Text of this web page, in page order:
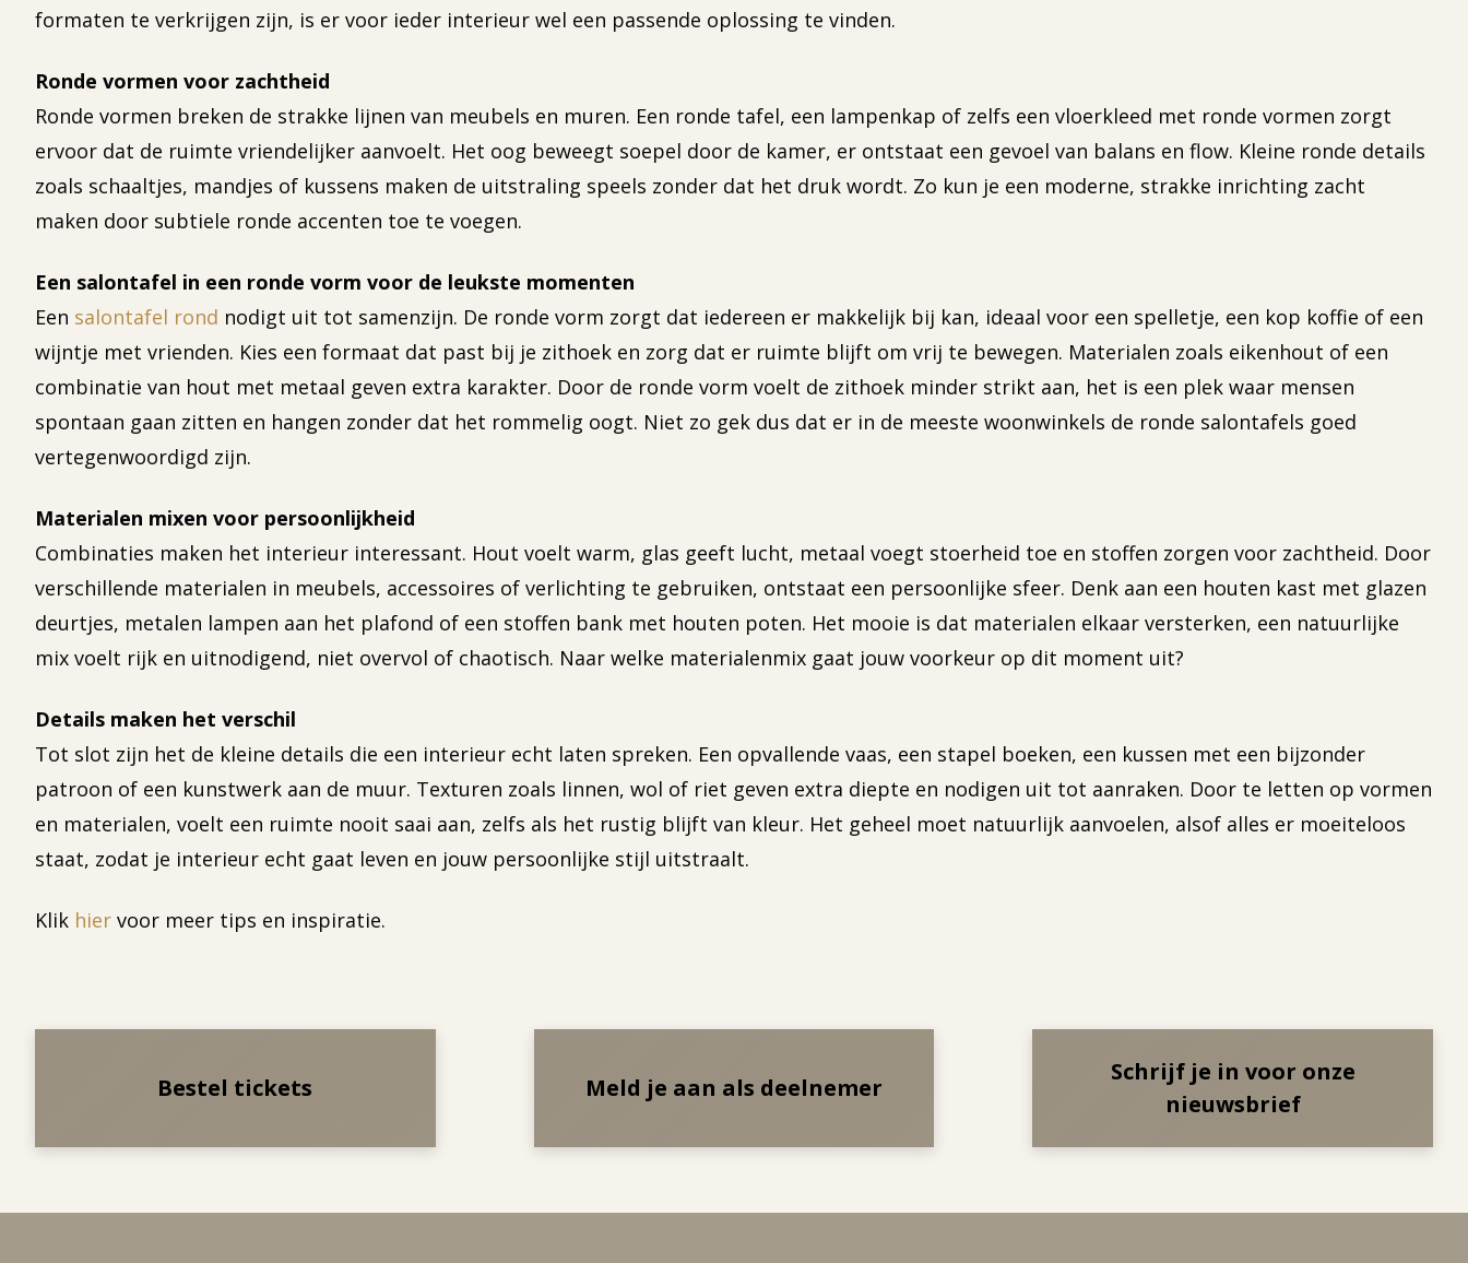
formaten te verkrijgen zijn, is er voor ieder interieur wel een passende oplossing te vinden.
Ronde vormen voor zachtheid
Ronde vormen breken de strakke lijnen van meubels en muren. Een ronde tafel, een lampenkap of zelfs een vloerkleed met ronde vormen zorgt
ervoor dat de ruimte vriendelijker aanvoelt. Het oog beweegt soepel door de kamer, er ontstaat een gevoel van balans en flow. Kleine ronde details
zoals schaaltjes, mandjes of kussens maken de uitstraling speels zonder dat het druk wordt. Zo kun je een moderne, strakke inrichting zacht
maken door subtiele ronde accenten toe te voegen.
Een salontafel in een ronde vorm voor de leukste momenten
Een salontafel rond nodigt uit tot samenzijn. De ronde vorm zorgt dat iedereen er makkelijk bij kan, ideaal voor een spelletje, een kop koffie of een
wijntje met vrienden. Kies een formaat dat past bij je zithoek en zorg dat er ruimte blijft om vrij te bewegen. Materialen zoals eikenhout of een
combinatie van hout met metaal geven extra karakter. Door de ronde vorm voelt de zithoek minder strikt aan, het is een plek waar mensen
spontaan gaan zitten en hangen zonder dat het rommelig oogt. Niet zo gek dus dat er in de meeste woonwinkels de ronde salontafels goed
vertegenwoordigd zijn.
Materialen mixen voor persoonlijkheid
Combinaties maken het interieur interessant. Hout voelt warm, glas geeft lucht, metaal voegt stoerheid toe en stoffen zorgen voor zachtheid. Door
verschillende materialen in meubels, accessoires of verlichting te gebruiken, ontstaat een persoonlijke sfeer. Denk aan een houten kast met glazen
deurtjes, metalen lampen aan het plafond of een stoffen bank met houten poten. Het mooie is dat materialen elkaar versterken, een natuurlijke
mix voelt rijk en uitnodigend, niet overvol of chaotisch. Naar welke materialenmix gaat jouw voorkeur op dit moment uit?
Details maken het verschil
Tot slot zijn het de kleine details die een interieur echt laten spreken. Een opvallende vaas, een stapel boeken, een kussen met een bijzonder
patroon of een kunstwerk aan de muur. Texturen zoals linnen, wol of riet geven extra diepte en nodigen uit tot aanraken. Door te letten op vormen
en materialen, voelt een ruimte nooit saai aan, zelfs als het rustig blijft van kleur. Het geheel moet natuurlijk aanvoelen, alsof alles er moeiteloos
staat, zodat je interieur echt gaat leven en jouw persoonlijke stijl uitstraalt.
Klik hier voor meer tips en inspiratie.
Bestel tickets Meld je aan als deelnemer
Schrijf je in voor onze
nieuwsbrief